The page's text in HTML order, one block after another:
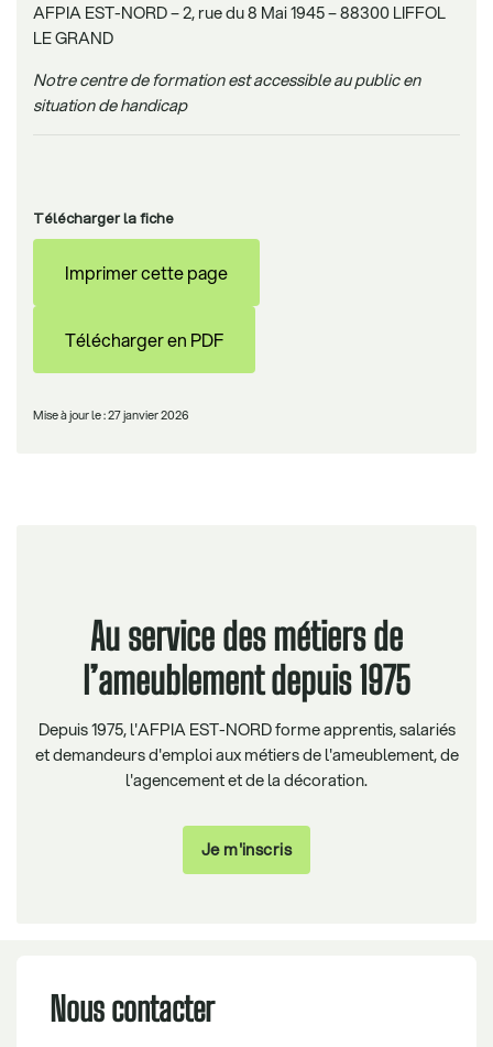
AFPIA EST-NORD – 2, rue du 8 Mai 1945 – 88300 LIFFOL
LE GRAND
Notre centre de formation est accessible au public en
situation de handicap
Télécharger la fiche
Imprimer cette page
Télécharger en PDF
Mise à jour le : 27 janvier 2026
Au service des métiers de
l’ameublement depuis 1975
Depuis 1975, l'AFPIA EST-NORD forme apprentis, salariés
et demandeurs d'emploi aux métiers de l'ameublement, de
l'agencement et de la décoration.
Je m'inscris
Nous contacter